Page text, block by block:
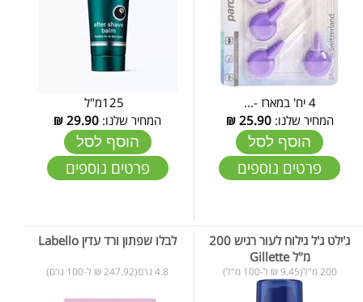
4 יח' במארז -...
המחיר שלנו:25.90
₪
הוסף לסל
פרטים נוספים
המחיר שלנו: 29.90
₪
הוסף לסל
פרטים נוספים
ג'ילט ג'ל גילוח לעור רגיש 200
מ"ל Gillette
200 מ"ל(9.45 ₪ ל-100 מ"ל)
לבלו שפתון ורד עדין Labello
4.8 גרם(247.92 ₪ ל-100 גרם)